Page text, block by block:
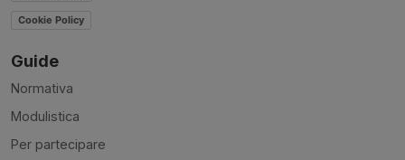
Cookie Policy
Guide
Normativa
Modulistica
Per partecipare